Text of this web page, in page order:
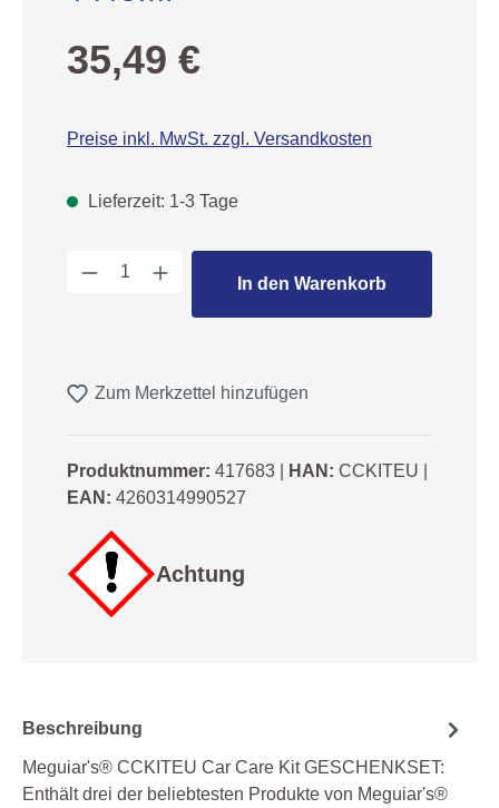
Regulärer Preis:
35,49 €
Preise inkl. MwSt. zzgl. Versandkosten
Lieferzeit: 1-3 Tage
Produkt Anzahl: Gib den
In den Warenkorb
Zum Merkzettel hinzufügen
Produktnummer: 417683 HAN: CCKITEU
EAN: 4260314990527
Achtung
Beschreibung
Meguiar's® CCKITEU Car Care Kit GESCHENKSET:
Enthält drei der beliebtesten Produkte von Meguiar's®